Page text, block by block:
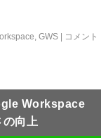
, GWS
コメント
Workspace
向上